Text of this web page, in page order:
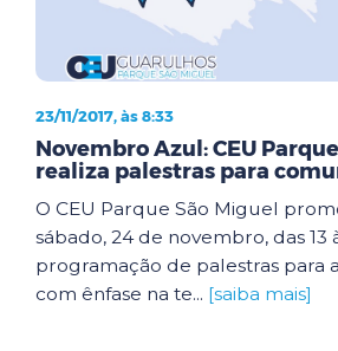
23/11/2017, às 8:33
Novembro Azul: CEU
realiza palestras para
O CEU Parque São Miguel
sábado, 24 de novembro, das 13
programação de palestras para
com ênfase na te... [saiba mais]